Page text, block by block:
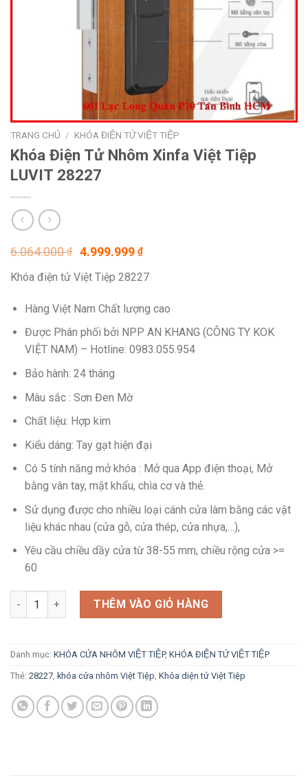
TRANG CHỦ / KHÓA ĐIỆN TỬ VIỆT TIỆP
Khóa Điện Tử Nhôm Xinfa Việt Tiệp
LUVIT 28227
6.064.000₫
Giá
là:
6.064.000 ₫.
4.999.999₫Giá
tại
4.999.999 ₫.
Khóa điện tử Việt Tiệp 28227
Hàng Việt Nam Chất lượng cao
Được Phân phối bởi NPP AN KHANG (CÔNG TY KOK
VIỆT NAM) – Hotline: 0983.055.954
Bảo hành: 24 tháng
Màu sắc : Sơn Đen Mờ
Chất liệu: Hợp kim
Kiểu dáng: Tay gạt hiện đại
Có 5 tính năng mở khóa : Mở qua App điện thoại, Mở
bằng vân tay, mật khẩu, chìa cơ và thẻ.
Sử dụng được cho nhiều loại cánh cửa làm bằng các vật
liệu khác nhau (cửa gỗ, cửa thép, cửa nhựa,…),
Yêu cầu chiều dầy cửa từ 38-55 mm, chiều rộng cửa >=
60
Khóa Điện Tử Nhôm Xinfa Việt Tiệp LUVIT 28227 số lượng
THÊM VÀO GIỎ HÀNG
Danh mục: KHÓA CỬA NHÔM VIỆT TIỆP, KHÓA ĐIỆN TỬ VIỆT TIỆP
Thẻ: 28227, khóa cửa nhôm Việt Tiệp, Khóa diện tử Việt Tiệp